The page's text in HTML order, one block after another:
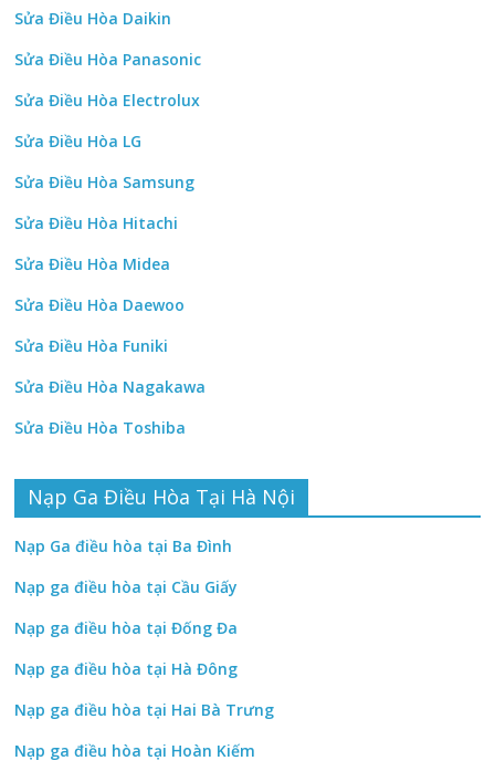
Sửa Điều Hòa Daikin
Sửa Điều Hòa Panasonic
Sửa Điều Hòa Electrolux
Sửa Điều Hòa LG
Sửa Điều Hòa Samsung
Sửa Điều Hòa Hitachi
Sửa Điều Hòa Midea
Sửa Điều Hòa Daewoo
Sửa Điều Hòa Funiki
Sửa Điều Hòa Nagakawa
Sửa Điều Hòa Toshiba
Nạp Ga Điều Hòa Tại Hà Nội
Nạp Ga điều hòa tại Ba Đình
Nạp ga điều hòa tại Cầu Giấy
Nạp ga điều hòa tại Đống Đa
Nạp ga điều hòa tại Hà Đông
Nạp ga điều hòa tại Hai Bà Trưng
Nạp ga điều hòa tại Hoàn Kiếm